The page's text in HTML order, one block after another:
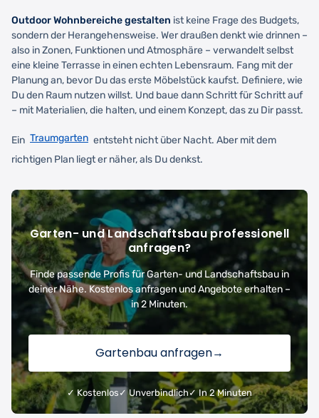
Outdoor Wohnbereiche gestalten ist keine Frage des Budgets,
sondern der Herangehensweise. Wer draußen denkt wie drinnen –
also in Zonen, Funktionen und Atmosphäre – verwandelt selbst
eine kleine Terrasse in einen echten Lebensraum. Fang mit der
Planung an, bevor Du das erste Möbelstück kaufst. Definiere, wie
Du den Raum nutzen willst. Und baue dann Schritt für Schritt auf
– mit Materialien, die halten, und einem Konzept, das zu Dir passt.
Ein Traumgarten entsteht nicht über Nacht. Aber mit dem
richtigen Plan liegt er näher, als Du denkst.
Garten- und Landschaftsbau professionell
anfragen?
Finde passende Profis für Garten- und Landschaftsbau in
deiner Nähe. Kostenlos anfragen und Angebote erhalten –
in 2 Minuten.
Gartenbau anfragen→
✓ Kostenlos ✓ Unverbindlich ✓ In 2 Minuten